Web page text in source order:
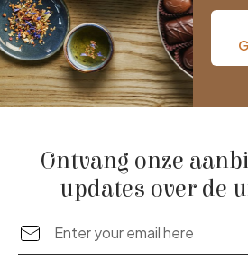
Ontvang onze
updates over de